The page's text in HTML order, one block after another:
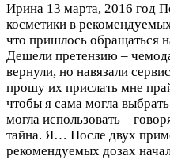
Ирина 13 марта, 2016 год
косметики в
что пришлось обращаться
Дешели претензию –
вернули, но навязали
прошу их прислать мне
чтобы я сама могла
могла использовать –
тайна. Я… После двух
рекомендуемых дозах